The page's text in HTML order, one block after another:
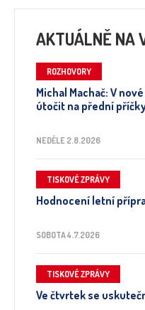
AKTUÁLNĚ NA
ROZHOVORY
Michal Machač: V
útočit na přední
NEDĚLE 2.8.2026
TISKOVÉ ZPRÁVY
Hodnocení letní
SOBOTA 4.7.2026
TISKOVÉ ZPRÁVY
Ve čtvrtek se